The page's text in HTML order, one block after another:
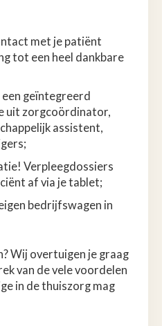
met je patiënt
tot een heel dankbare
geïntegreerd
uit zorgcoördinator,
assistent,
Verpleegdossiers
af via je tablet;
bedrijfswagen in
Wij overtuigen je graag
van de vele voordelen
in de thuiszorg mag